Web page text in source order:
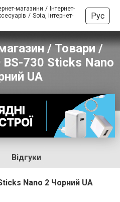
магазини
Інтернет-
Sota, інтернет-
Рус
/ Товари /
BS-730 Sticks Nano
UA
Відгуки
Nano 2 Чорний UA